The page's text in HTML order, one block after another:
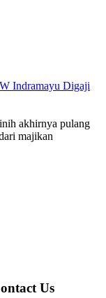
Indramayu Digaji
akhirnya pulang
majikan
Us